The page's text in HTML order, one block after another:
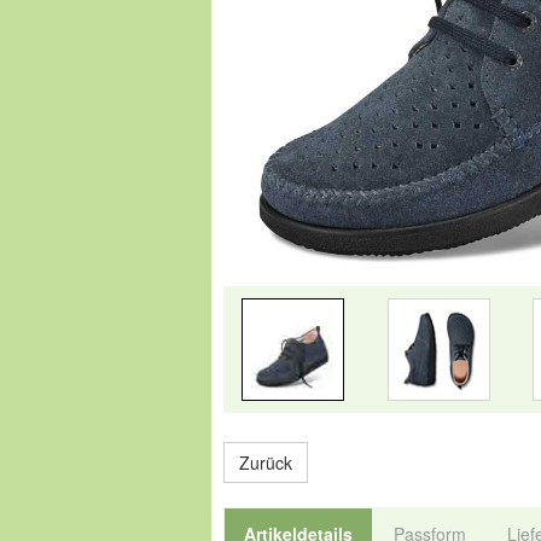
Zurück
Artikeldetails Passform